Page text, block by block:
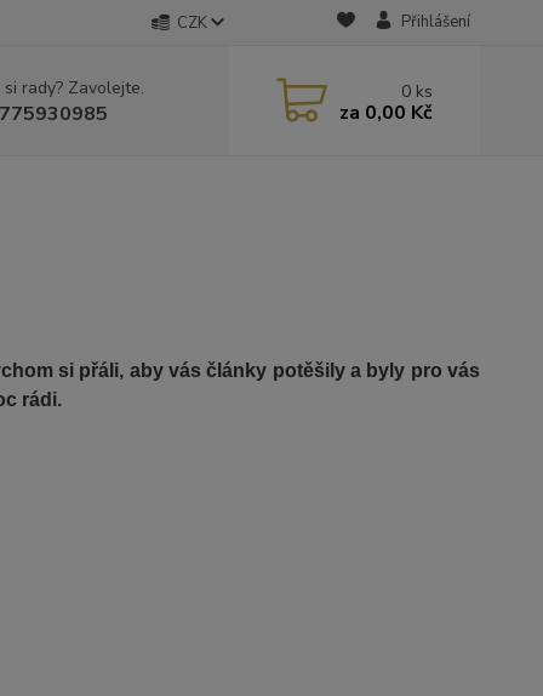
CZK Přihlášení
rady? Zavolejte. 0 ks
za 0,00 Kč
si přáli, aby vás články potěšily a byly pro vás
rádi.